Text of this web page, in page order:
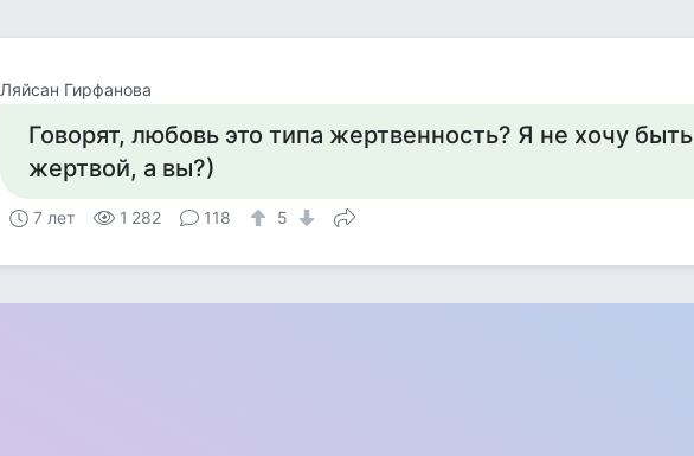
Ляйсан Гирфанова
Говорят, любовь это типа жертвенность? Я не хочу быть
жертвой, а вы?)
7 лет 1 282 118 5